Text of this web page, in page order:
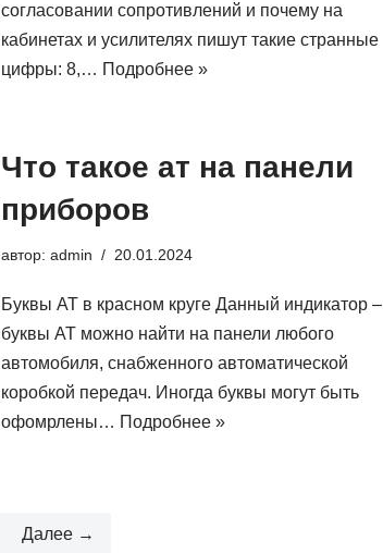
согласовании сопротивлений и почему на
кабинетах и усилителях пишут такие странные
цифры: 8,… Подробнее »
Что такое ат на панели
приборов
автор: admin 20.01.2024
Буквы АТ в красном круге Данный индикатор –
буквы АТ можно найти на панели любого
автомобиля, снабженного автоматической
коробкой передач. Иногда буквы могут быть
офомрлены… Подробнее »
Далее →